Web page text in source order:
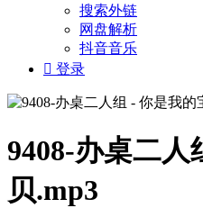
搜索外链
网盘解析
抖音音乐
 登录
9408-办桌二
贝.mp3